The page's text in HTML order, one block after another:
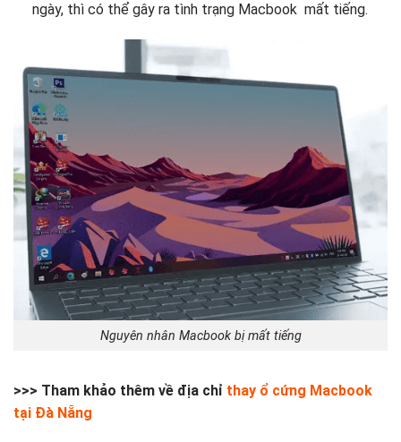
ngày, thì có thể gây ra tình trạng Macbook mất tiếng.
Nguyên nhân Macbook bị mất tiếng
>>> Tham khảo thêm về địa chỉ thay ổ cứng Macbook
tại Đà Nẵng